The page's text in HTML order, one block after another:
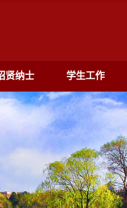
贤纳士 学生工作